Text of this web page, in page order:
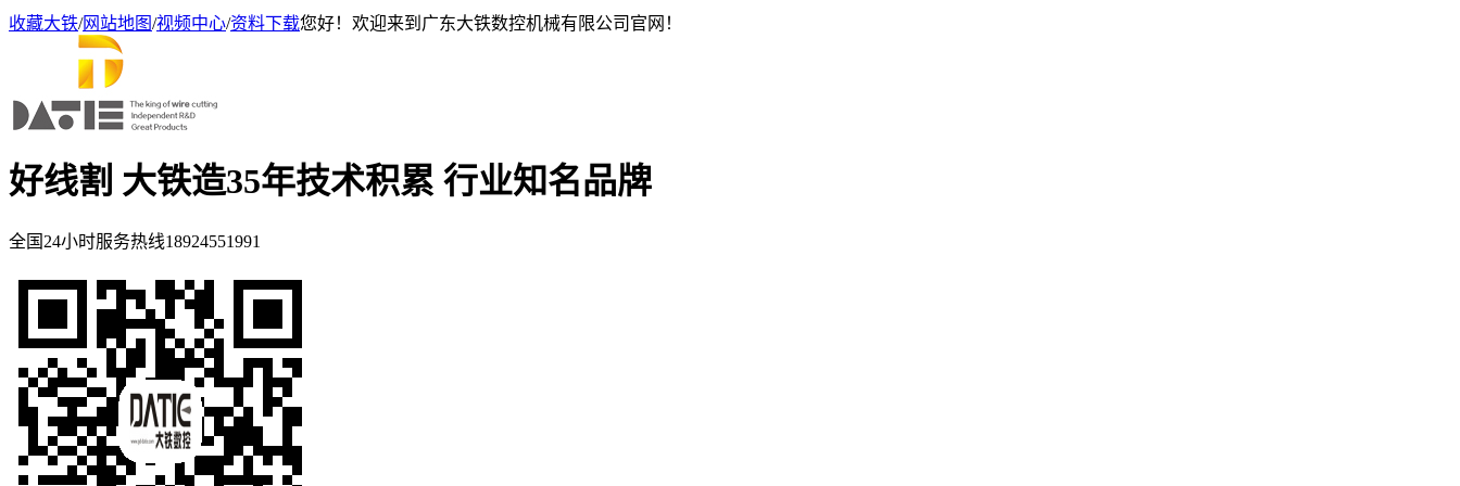
收藏大铁/网站地图/视频中心/资料下载您好！欢迎来到广东大铁数控机械有限公司官网！
好线割 大铁造35年技术积累 行业知名品牌
全国24小时服务热线18924551991